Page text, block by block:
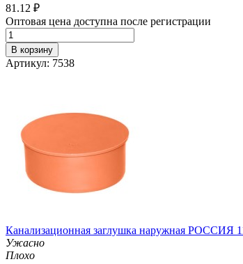
81.12 ₽
Оптовая цена доступна после регистрации
В корзину
Артикул: 7538
Канализационная заглушка наружная РОССИЯ
Ужасно
Плохо